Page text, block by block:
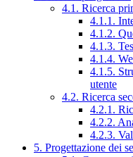
4.1. Ricerca
4.1.1.
4.1.2.
4.1.3.
4.1.4.
4.1.5.
utente
4.2. Ricerca
4.2.1.
4.2.2.
4.2.3.
5. Progettazione dei